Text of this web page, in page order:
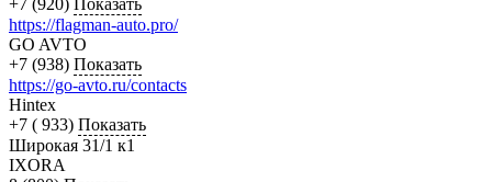
https://flagman-auto.pro/
GO AVTO
+7 (938) Показать
https://go-avto.ru/contacts
Hintex
+7 ( 933) Показать
Широкая 31/1 к1
IXORA